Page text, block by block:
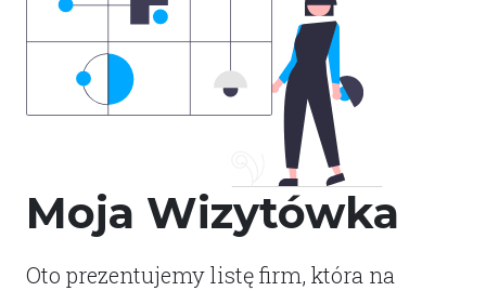
Moja Wizytówka
Oto prezentujemy listę firm, która na